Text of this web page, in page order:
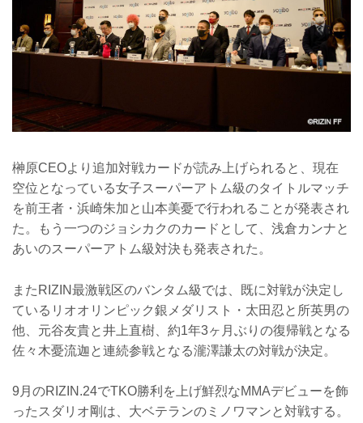
榊原CEOより追加対戦カードが読み上げられると、現在
空位となっている女子スーパーアトム級のタイトルマッチ
を前王者・浜崎朱加と山本美憂で行われることが発表され
た。もう一つのジョシカクのカードとして、浅倉カンナと
あいのスーパーアトム級対決も発表された。
またRIZIN最激戦区のバンタム級では、既に対戦が決定し
ているリオオリンピック銀メダリスト・太田忍と所英男の
他、元谷友貴と井上直樹、約1年3ヶ月ぶりの復帰戦となる
佐々木憂流迦と連続参戦となる瀧澤謙太の対戦が決定。
9月のRIZIN.24でTKO勝利を上げ鮮烈なMMAデビューを飾
ったスダリオ剛は、大ベテランのミノワマンと対戦する。